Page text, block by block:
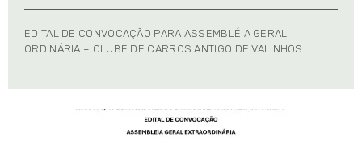
EDITAL DE CONVOCAÇÃO PARA ASSEMBLÉIA GERAL
ORDINÁRIA – CLUBE DE CARROS ANTIGO DE VALINHOS